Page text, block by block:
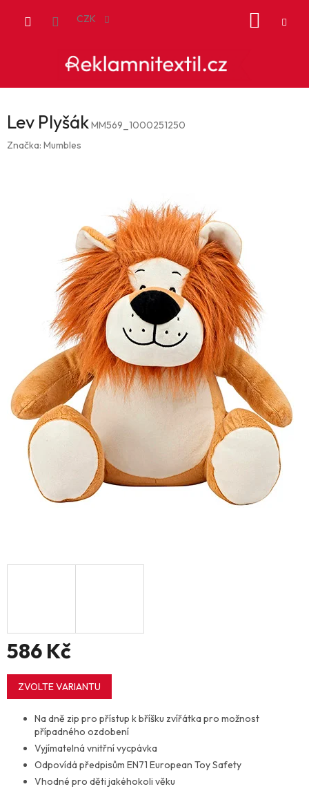
CZK
Lev PlyšákMM569_1000251250
Značka: Mumbles
586 Kč
Měrná
cena:
ZVOLTE VARIANTU
Na dně zip pro přístup k bříšku zvířátka pro možnost
případného ozdobení
Vyjímatelná vnitřní vycpávka
Odpovídá předpisům EN71 European Toy Safety
Vhodné pro děti jakéhokoli věku